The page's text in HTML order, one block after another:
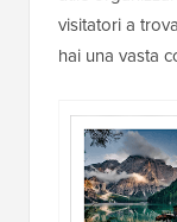
visitatori a
hai una vasta